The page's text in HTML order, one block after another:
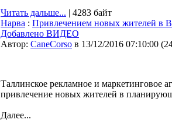
Читать дальше... | 4283 байт
Нарва : Привлечением новых жителей в
Добавлено ВИДЕО
Автор: CaneCorso в 13/12/2016 07:10:00 (
Таллинское рекламное и маркетинговое
привлечение новых жителей в
Далее...